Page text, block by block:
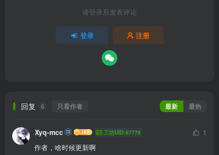
请登录后发表评论
登录 注册
回复 6 只看作者 最新 最热
Xyq-mcc 工坊UID:67779
1
作者，啥时候更新啊